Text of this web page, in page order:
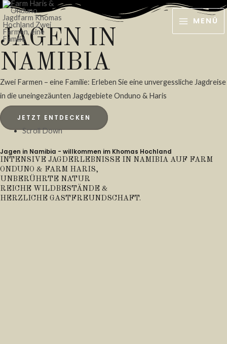
Zum
Inhalt
springen
MAIN
MENÜ
JAGEN IN
NAMIBIA
Zwei Farmen – eine Familie: Erleben Sie eine unvergessliche Jagdreise
in die uneingezäunten Jagdgebiete Onduno & Haris
JETZT ENTDECKEN
Scroll Down
Jagen in Namibia - willkommen im Khomas Hochland
INTENSIVE JAGDERLEBNISSE IN NAMIBIA AUF FARM
ONDUNO & FARM HARIS,
UNBERÜHRTE NATUR
REICHE WILDBESTÄNDE &
HERZLICHE GASTFREUNDSCHAFT.